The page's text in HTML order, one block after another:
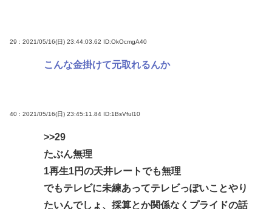
29 : 2021/05/16(日) 23:44:03.62 ID:OkOcmgA40
こんな金掛けて元取れるんか
40 : 2021/05/16(日) 23:45:11.84 ID:1BsVful10
>>29
たぶん無理
1再生1円の天井レートでも無理
でもテレビに未練あってテレビっぽいことやり
たいんでしょ、採算とか関係なくプライドの話